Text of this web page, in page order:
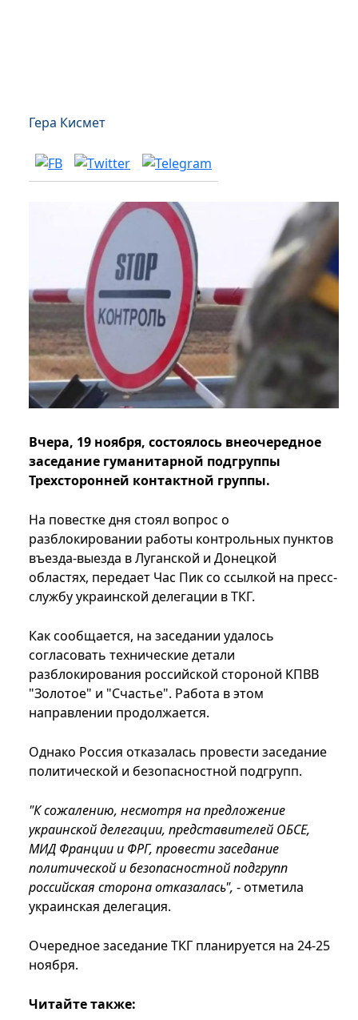
Гера Кисмет
Вчера, 19 ноября, состоялось внеочередное
заседание гуманитарной подгруппы
Трехсторонней контактной группы.
На повестке дня стоял вопрос о
разблокировании работы контрольных пунктов
въезда-выезда в Луганской и Донецкой
областях, передает Час Пик со ссылкой на пресс-
службу украинской делегации в ТКГ.
Как сообщается, на заседании удалось
согласовать технические детали
разблокирования российской стороной КПВВ
"Золотое" и "Счастье". Работа в этом
направлении продолжается.
Однако Россия отказалась провести заседание
политической и безопасностной подгрупп.
"К сожалению, несмотря на предложение
украинской делегации, представителей ОБСЕ,
МИД Франции и ФРГ, провести заседание
политической и безопасностной подгрупп
российская сторона отказалась", - отметила
украинская делегация.
Очередное заседание ТКГ планируется на 24-25
ноября.
Читайте также: